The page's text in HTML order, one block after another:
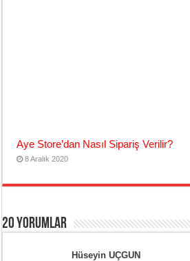
Aye Store’dan Nasıl Sipariş Verilir?
8 Aralık 2020
20 yorumlar
Hüseyin UÇGUN